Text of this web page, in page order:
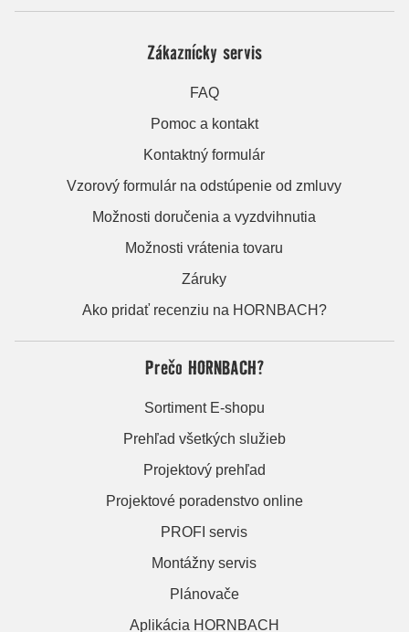
Zákaznícky servis
FAQ
Pomoc a kontakt
Kontaktný formulár
Vzorový formulár na odstúpenie od zmluvy
Možnosti doručenia a vyzdvihnutia
Možnosti vrátenia tovaru
Záruky
Ako pridať recenziu na HORNBACH?
Prečo HORNBACH?
Sortiment E-shopu
Prehľad všetkých služieb
Projektový prehľad
Projektové poradenstvo online
PROFI servis
Montážny servis
Plánovače
Aplikácia HORNBACH